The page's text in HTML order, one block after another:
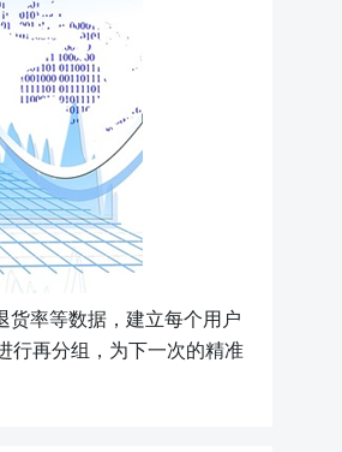
货率等数据，建立每个用户
行再分组，为下一次的精准